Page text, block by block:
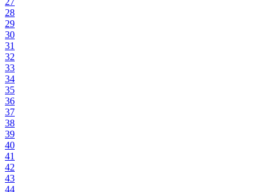
28
29
30
31
32
33
34
35
36
37
38
39
40
41
42
43
44